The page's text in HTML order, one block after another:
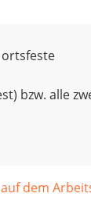
bzw. alle
dem